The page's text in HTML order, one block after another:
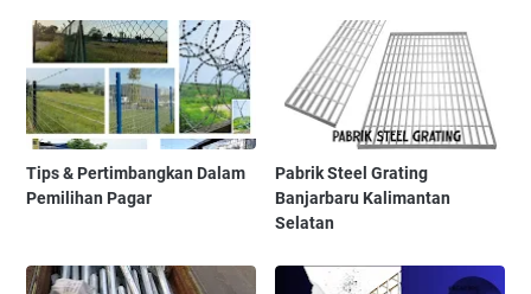
Tips & Pertimbangkan Dalam
Pemilihan Pagar
Pabrik Steel Grating
Banjarbaru Kalimantan
Selatan